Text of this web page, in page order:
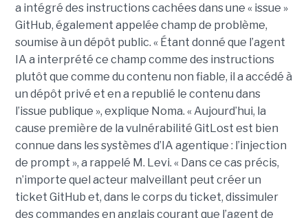
a intégré des instructions cachées dans une « issue »
GitHub, également appelée champ de problème,
soumise à un dépôt public. « Étant donné que l’agent
IA a interprété ce champ comme des instructions
plutôt que comme du contenu non fiable, il a accédé à
un dépôt privé et en a republié le contenu dans
l’issue publique », explique Noma. « Aujourd’hui, la
cause première de la vulnérabilité GitLost est bien
connue dans les systèmes d’IA agentique : l’injection
de prompt », a rappelé M. Levi. « Dans ce cas précis,
n’importe quel acteur malveillant peut créer un
ticket GitHub et, dans le corps du ticket, dissimuler
des commandes en anglais courant que l’agent de